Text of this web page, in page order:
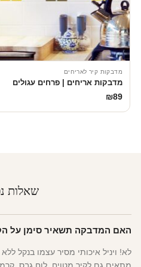
מדבקות קיר לאריחים
מדבקות אריחים | פרחים עגולים
₪89
שאלות
האם המדבקה תשאיר סימן על
לא! ויניל איכותי מסיר עצמו בנקל